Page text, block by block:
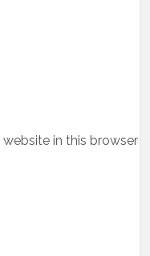
in this browser